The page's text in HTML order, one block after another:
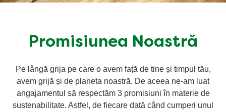
Promisiunea Noastră
Pe lângă grija pe care o avem față de tine și timpul tău,
avem grijă și de planeta noastră. De aceea ne-am luat
angajamentul să respectăm 3 promisiuni în materie de
sustenabilitate. Astfel, de fiecare dată când cumperi unul